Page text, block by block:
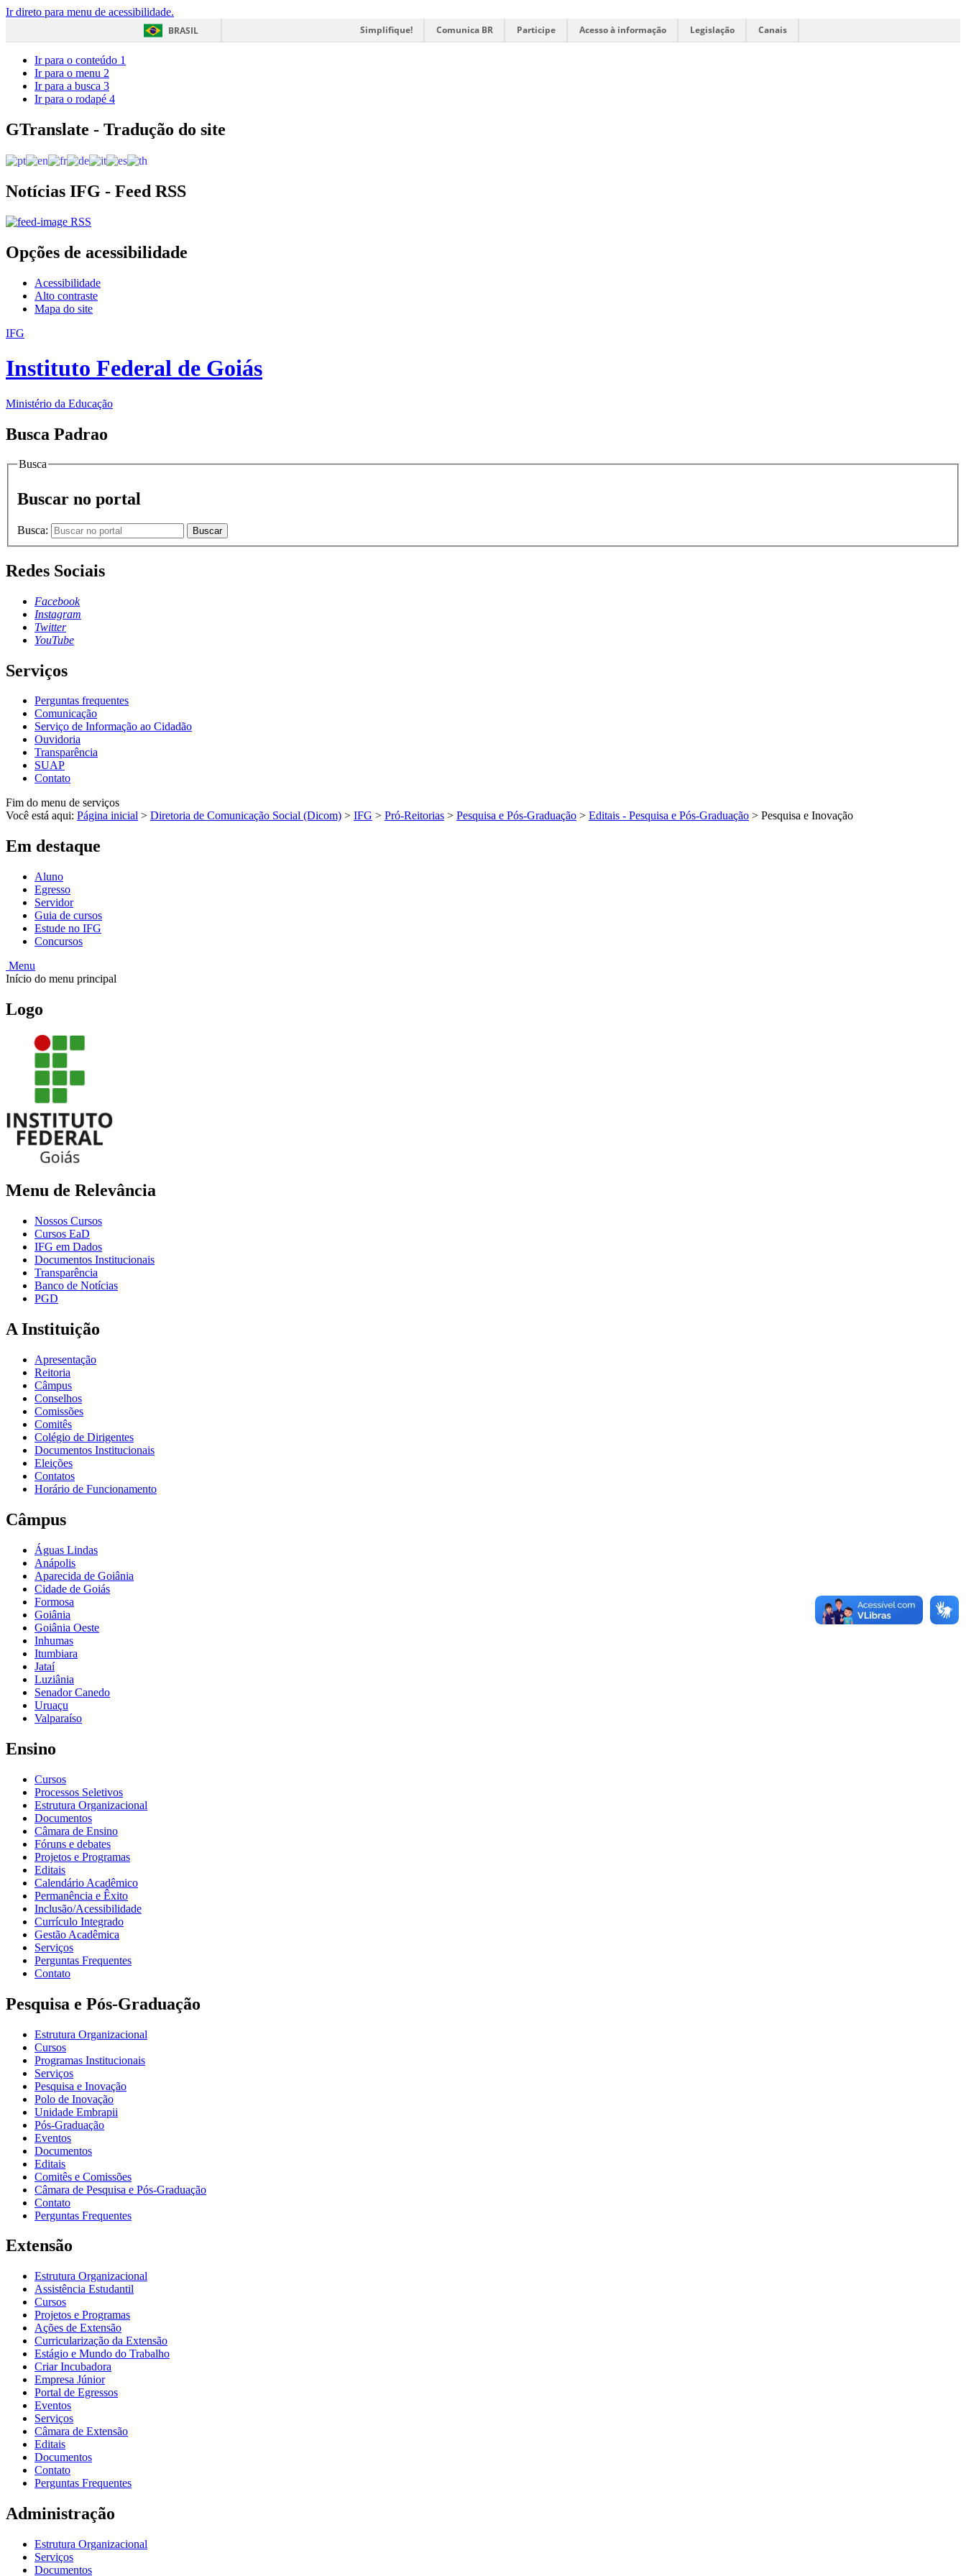
Ir direto para menu de acessibilidade.
BRASIL
Simplifique! Comunica BR Participe Acesso à informação Legislação Canais
Ir para o conteúdo 1
Ir para o menu 2
Ir para a busca 3
Ir para o rodapé 4
GTranslate - Tradução do site
Notícias IFG - Feed RSS
RSS
Opções de acessibilidade
Acessibilidade
Alto contraste
Mapa do site
IFG
Instituto Federal de Goiás
Ministério da Educação
Busca Padrao
Busca
Buscar no portal
Busca: Buscar
Redes Sociais
Facebook
Instagram
Twitter
YouTube
Serviços
Perguntas frequentes
Comunicação
Serviço de Informação ao Cidadão
Ouvidoria
Transparência
SUAP
Contato
Fim do menu de serviços
Você está aqui: Página inicial > Diretoria de Comunicação Social (Dicom) > IFG > Pró-Reitorias > Pesquisa e Pós-Graduação > Editais - Pesquisa e Pós-Graduação > Pesquisa e Inovação
Em destaque
Aluno
Egresso
Servidor
Guia de cursos
Estude no IFG
Concursos
Menu
Início do menu principal
Logo
Menu de Relevância
Nossos Cursos
Cursos EaD
IFG em Dados
Documentos Institucionais
Transparência
Banco de Notícias
PGD
A Instituição
Apresentação
Reitoria
Câmpus
Conselhos
Comissões
Comitês
Colégio de Dirigentes
Documentos Institucionais
Eleições
Contatos
Horário de Funcionamento
Câmpus
Águas Lindas
Anápolis
Aparecida de Goiânia
Cidade de Goiás
Formosa
Goiânia
Goiânia Oeste
Inhumas
Itumbiara
Jataí
Luziânia
Senador Canedo
Uruaçu
Valparaíso
Ensino
Cursos
Processos Seletivos
Estrutura Organizacional
Documentos
Câmara de Ensino
Fóruns e debates
Projetos e Programas
Editais
Calendário Acadêmico
Permanência e Êxito
Inclusão/Acessibilidade
Currículo Integrado
Gestão Acadêmica
Serviços
Perguntas Frequentes
Contato
Pesquisa e Pós-Graduação
Estrutura Organizacional
Cursos
Programas Institucionais
Serviços
Pesquisa e Inovação
Polo de Inovação
Unidade Embrapii
Pós-Graduação
Eventos
Documentos
Editais
Comitês e Comissões
Câmara de Pesquisa e Pós-Graduação
Contato
Perguntas Frequentes
Extensão
Estrutura Organizacional
Assistência Estudantil
Cursos
Projetos e Programas
Ações de Extensão
Curricularização da Extensão
Estágio e Mundo do Trabalho
Criar Incubadora
Empresa Júnior
Portal de Egressos
Eventos
Serviços
Câmara de Extensão
Editais
Documentos
Contato
Perguntas Frequentes
Administração
Estrutura Organizacional
Serviços
Documentos